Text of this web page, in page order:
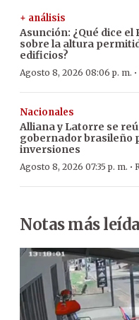
+ análisis
Asunción: ¿Qué dice el
sobre la altura
edificios?
Agosto 8, 2026 08:06 p. m. ·
Nacionales
Alliana y Latorre se
gobernador brasileño
inversiones
Agosto 8, 2026 07:35 p. m. ·
Notas más